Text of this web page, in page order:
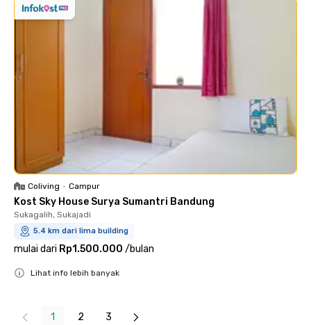
Coliving • Campur
Kost Sky House Surya Sumantri Bandung
Sukagalih, Sukajadi
5.4 km dari lima building
mulai dari Rp1.500.000 /bulan
Lihat info lebih banyak
1 2 3